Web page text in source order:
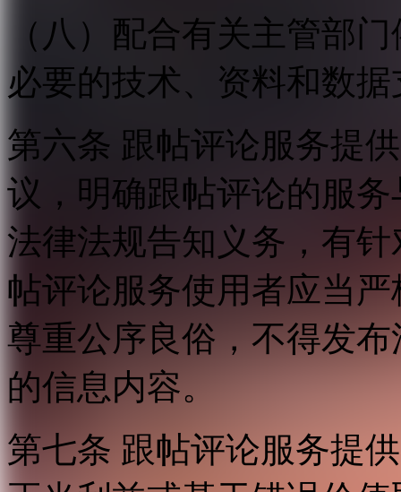
（八）配合有关主管部
必要的技术、资料和数
第六条 跟帖评论服务提
议，明确跟帖评论的服
法律法规告知义务，有
帖评论服务使用者应当
尊重公序良俗，不得发
的信息内容。
第七条 跟帖评论服务提